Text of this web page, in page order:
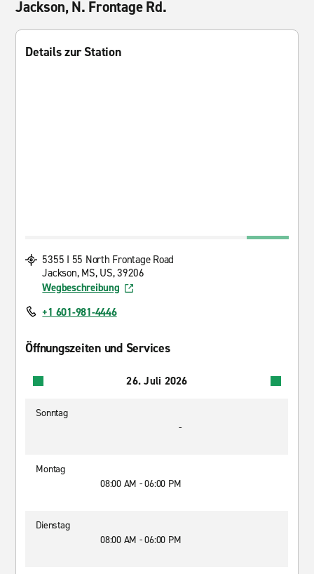
Jackson, N. Frontage Rd.
Details zur Station
5355 I 55 North Frontage Road
Jackson, MS, US, 39206
Wegbeschreibung
+1 601-981-4446
Öffnungszeiten und Services
26. Juli 2026
Sonntag
-
Montag
08:00 AM - 06:00 PM
Dienstag
08:00 AM - 06:00 PM